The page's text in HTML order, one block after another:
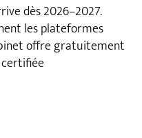
dès 2026–2027.
les plateformes
offre gratuitement